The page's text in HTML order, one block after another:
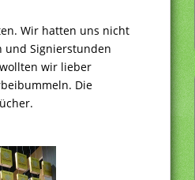
Wir hatten uns nicht
und Signierstunden
wir lieber
Die